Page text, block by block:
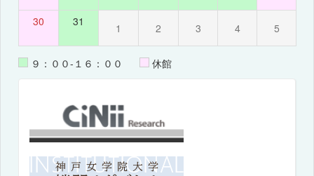
30 31 1 2 3 4 5
９：００-１６：００ 休館